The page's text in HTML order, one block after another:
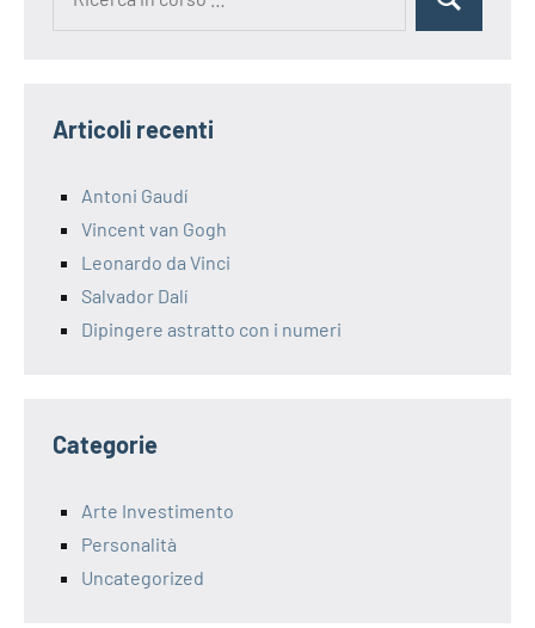
Cerca
Articoli recenti
Antoni Gaudí
Vincent van Gogh
Leonardo da Vinci
Salvador Dalí
Dipingere astratto con i numeri
Categorie
Arte Investimento
Personalità
Uncategorized